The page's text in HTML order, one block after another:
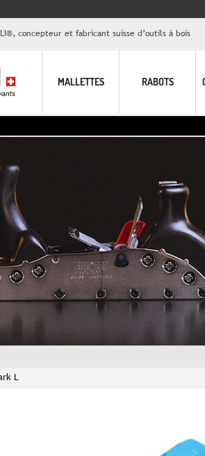
concepteur et fabricant suisse d’outils à bois
MALLETTES RABOTS
L